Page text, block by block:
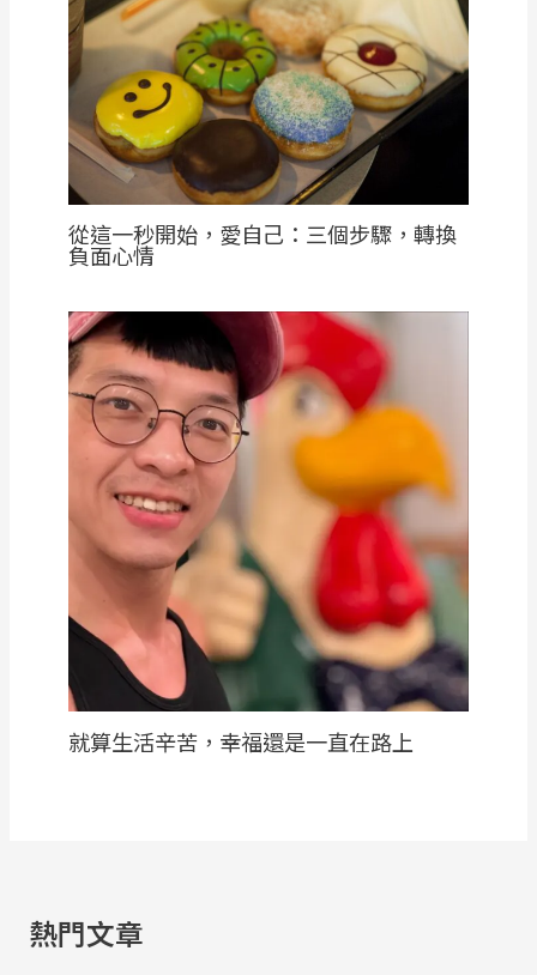
從這一秒開始，愛自己：三個步驟，轉換
負面心情
就算生活辛苦，幸福還是一直在路上
熱門文章